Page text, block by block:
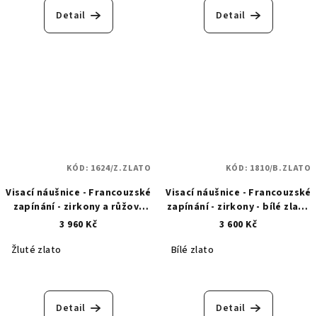
Detail Detail
Visací náušnice - Francouzské
zapínání - zirkony a růžový
safír - zlaté -1624
3 960 Kč
Žluté zlato
Detail
KÓD: 1624/Z.ZLATO
Visací náušnice - Francouzské
zapínání - zirkony - bílé zlato
1810
3 600 Kč
Bílé zlato
Detail
KÓD: 1810/B.ZLATO